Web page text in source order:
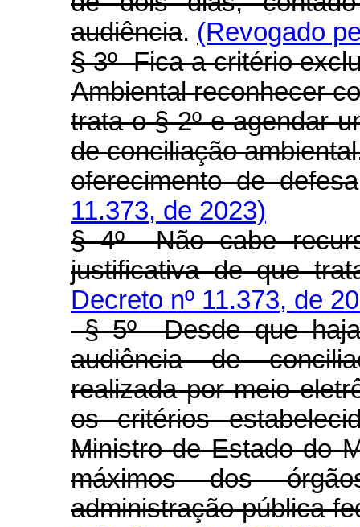
audiência. (Revogado
§ 3º Fica a critério
Ambiental reconhecer
trata o § 2º e agendar
de conciliação
oferecimento de defesa
11.373, de 2023)
§ 4º Não cabe
justificativa de que
Decreto nº 11.373, de
§ 5º Desde que haja
audiência de
realizada por meio
os critérios
Ministro de Estado do
máximos dos
administração pública